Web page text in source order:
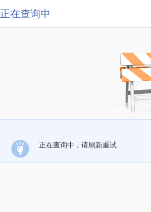
正在查询中
正在查询中，请刷新重试